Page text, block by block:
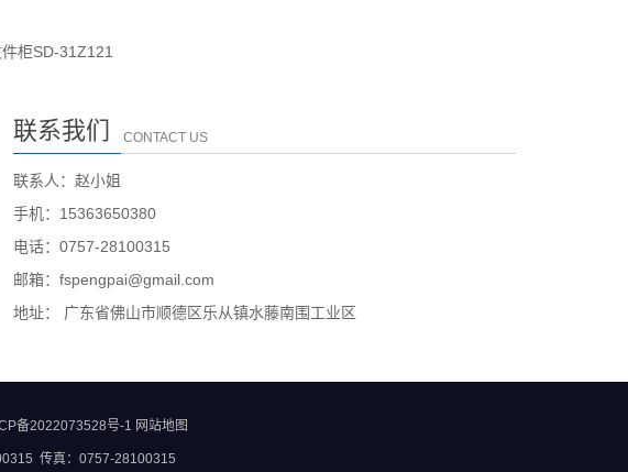
柜SD-31Z121
联系我们 CONTACT US
联系人：赵小姐
手机：15363650380
电话：0757-28100315
邮箱：fspengpai@gmail.com
地址： 广东省佛山市顺德区乐从镇水藤南围工业区
备2022073528号-1 网站地图
传真：0757-28100315